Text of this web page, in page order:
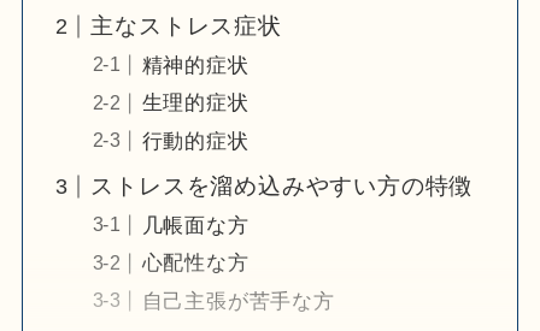
主なストレス症状
精神的症状
生理的症状
行動的症状
ストレスを溜め込みやすい方の特徴
几帳面な方
心配性な方
自己主張が苦手な方